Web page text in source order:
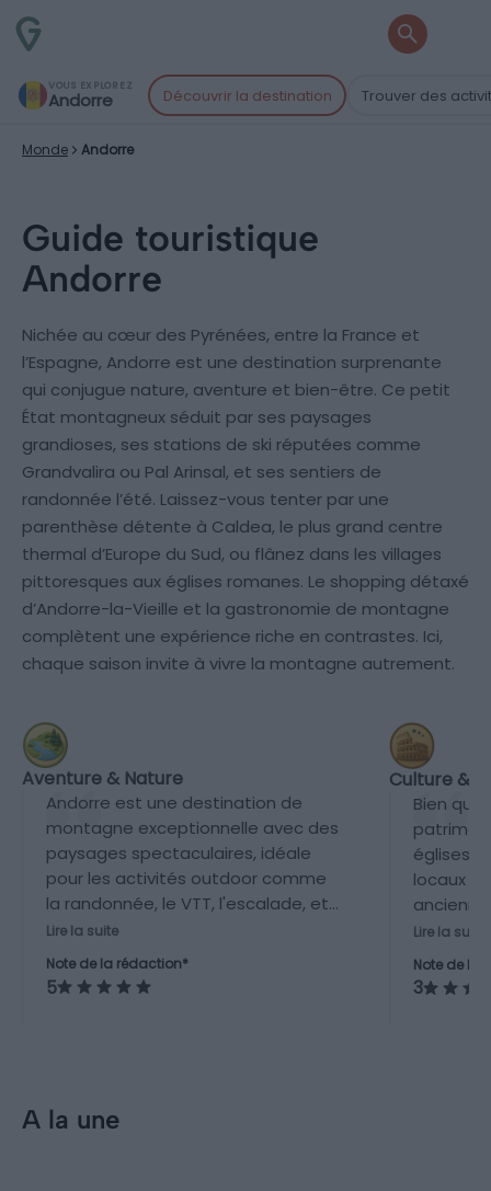
VOUS EXPLOREZ
Andorre Découvrir la destination Trouver des
Monde Andorre
Guide touristique
Andorre
Nichée au cœur des Pyrénées, entre la France et
l’Espagne, Andorre est une destination surprenante
qui conjugue nature, aventure et bien-être. Ce petit
État montagneux séduit par ses paysages
grandioses, ses stations de ski réputées comme
Grandvalira ou Pal Arinsal, et ses sentiers de
randonnée l’été. Laissez-vous tenter par une
parenthèse détente à Caldea, le plus grand centre
thermal d’Europe du Sud, ou flânez dans les villages
pittoresques aux églises romanes. Le shopping détaxé
d’Andorre-la-Vieille et la gastronomie de montagne
complètent une expérience riche en contrastes. Ici,
chaque saison invite à vivre la montagne autrement.
Aventure & Nature
Andorre est une destination de
montagne exceptionnelle avec des
paysages spectaculaires, idéale
pour les activités outdoor comme
la randonnée, le VTT, l'escalade, et
surtout les sports d'hiver avec ses
stations de ski réputées. Le pays
est entièrement enclavé dans les
Lire la suite
Note de la rédaction*
5
Culture &
Bien
églises
locaux
rapport
villes
Lire la suite
Note de la
3
A la une